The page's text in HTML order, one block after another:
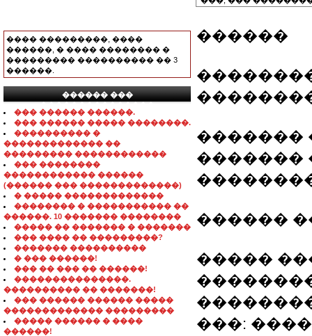
���� ���������, ����
������, � ���� �������� �
��������� ���������� �� 3
������.
������ ���
���������������
��� ������ ������.
��� ������ ����� ��������.
���������� �
������������� ��
��������� ������������
��� ��������
������������ ������
(������ ��� �������������)
� ����� �������������
�������� � ����������� ��
������. 10 ������� ��������
����� �� ������� � �������
��� ���� �� ���������?
������� ����������
� ��� ������!
��� �� ��� �� ������!
���������������.
���������� �� �������!
��� ������ ������ �����
������������� ���������
����� ������ � ����
������!
������
�������
�������
������
�����
��������:
���: